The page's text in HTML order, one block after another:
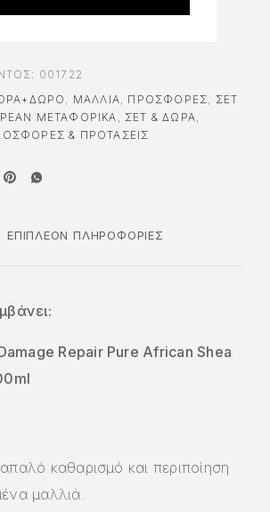
001722
ΜΑΛΛΙΑ ΠΡΟΣΦΟΡΈΣ
ΣΕΤ
ΜΕΤΑΦΟΡΙΚΆ ΣΕΤ & ΔΏΡΑ
& ΠΡΟΤΑΣΕΙΣ
ΕΠΙΠΛΈΟΝ ΠΛΗΡΟΦΟΡΊΕΣ
Repair Pure African Shea
καθαρισμό και περιποίηση
μαλλιά.